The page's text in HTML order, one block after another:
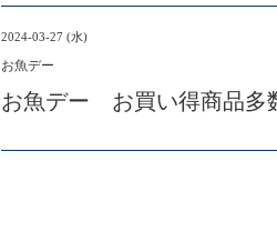
2024-03-27 (水)
お魚デー
お魚デー お買い得商品多